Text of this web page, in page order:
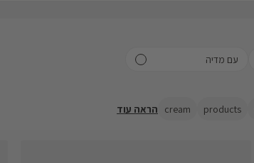
עם מדיה
products
cream הראה עוד